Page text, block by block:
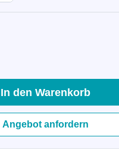
In den Warenkorb
Angebot anfordern